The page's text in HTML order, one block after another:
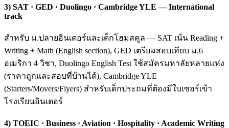
3) SAT · GED · Duolingo · Cambridge YLE — International
track
สำหรับ ม.ปลายอินเตอร์และเด็กโฮมสคูล — SAT เน้น Reading +
Writing + Math (English section), GED เตรียมสอบเทียบ ม.6
อเมริกา 4 วิชา, Duolingo English Test ใช้สมัครมหาลัยหลายแห่ง
(ราคาถูกและสอบที่บ้านได้), Cambridge YLE
(Starters/Movers/Flyers) สำหรับเด็กประถมที่ต้องมีใบเซอร์เข้า
โรงเรียนอินเตอร์
4) TOEIC · Business · Aviation · Hospitality · Academic Writing